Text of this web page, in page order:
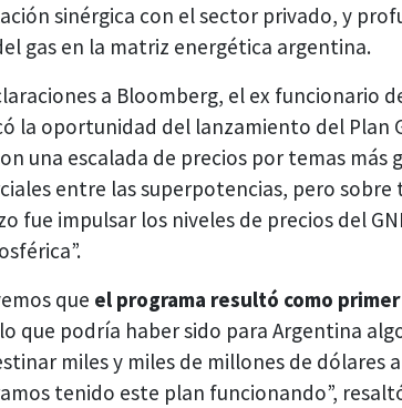
sinérgica con el sector privado, y
gas en la matriz energética argentina.
a Bloomberg, el ex funcionario
la oportunidad del lanzamiento del Plan
una escalada de precios por temas
entre las superpotencias, pero
fue impulsar los niveles de precios del
que el programa resultó como
que podría haber sido para Argentina
miles y miles de millones de dólares
tenido este plan funcionando”,